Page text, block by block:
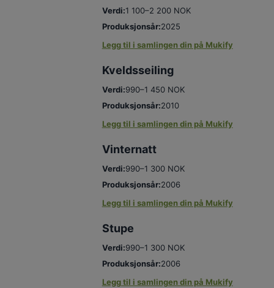
Verdi:1 100–2 200 NOK
Produksjonsår:2025
Legg til i samlingen din på Mukify
Kveldsseiling
Verdi:990–1 450 NOK
Produksjonsår:2010
Legg til i samlingen din på Mukify
Vinternatt
Verdi:990–1 300 NOK
Produksjonsår:2006
Legg til i samlingen din på Mukify
Stupe
Verdi:990–1 300 NOK
Produksjonsår:2006
Legg til i samlingen din på Mukify